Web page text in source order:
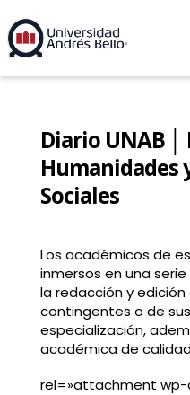
Diario UNAB │
Humanidades
Sociales
Los académicos de
inmersos en una
la redacción y
contingentes o de
especialización,
académica de
rel=»attachment wp-